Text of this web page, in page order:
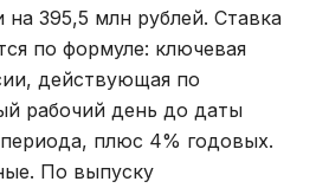
395,5 млн рублей. Ставка
по формуле: ключевая
действующая по
рабочий день до даты
плюс 4% годовых.
По выпуску